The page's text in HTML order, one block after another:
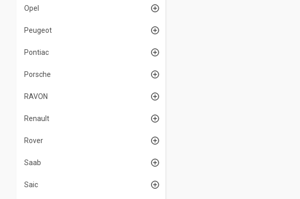
Opel
Peugeot
Pontiac
Porsche
RAVON
Renault
Rover
Saab
Saic